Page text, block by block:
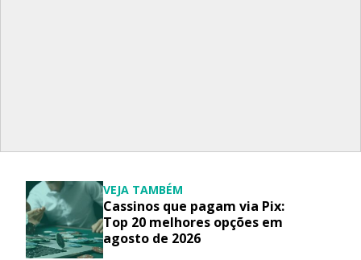
VEJA TAMBÉM
Cassinos que pagam via Pix:
Top 20 melhores opções em
agosto de 2026